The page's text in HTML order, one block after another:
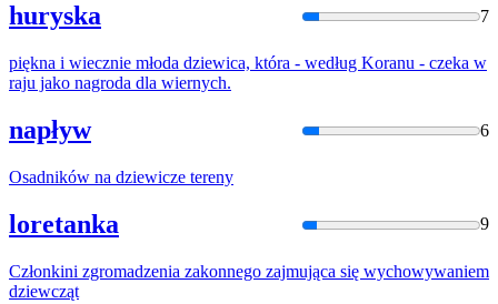
huryska 7
piękna i wiecznie młoda dziewica, która - według Koranu - czeka w
raju jako nagroda dla wiernych.
napływ 6
Osadników na dziewicze tereny
loretanka 9
Członkini zgromadzenia zakonnego zajmująca się wychowywaniem
dziewcząt